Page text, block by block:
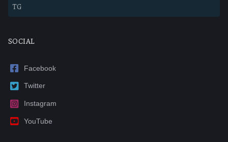
TG
SOCIAL
Facebook
Twitter
Instagram
YouTube